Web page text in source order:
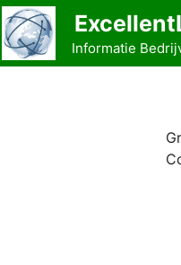
Ga
naar
de
Informatie